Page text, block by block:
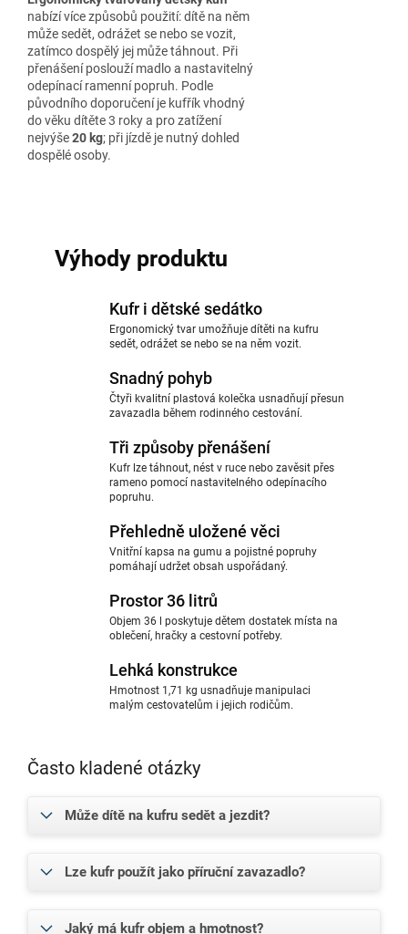
nabízí více způsobů použití: dítě na něm
může sedět, odrážet se nebo se vozit,
zatímco dospělý jej může táhnout. Při
přenášení poslouží madlo a nastavitelný
odepínací ramenní popruh. Podle
původního doporučení je kufřík vhodný
do věku dítěte 3 roky a pro zatížení
nejvýše20 kg; při jízdě je nutný dohled
dospělé osoby.
Výhody produktu
Kufr i dětské sedátko
Ergonomický tvar umožňuje dítěti na kufru
sedět, odrážet se nebo se na něm vozit.
Snadný pohyb
Čtyři kvalitní plastová kolečka usnadňují přesun
zavazadla během rodinného cestování.
Tři způsoby přenášení
Kufr lze táhnout, nést v ruce nebo zavěsit přes
rameno pomocí nastavitelného odepínacího
popruhu.
Přehledně uložené věci
Vnitřní kapsa na gumu a pojistné popruhy
pomáhají udržet obsah uspořádaný.
Prostor 36 litrů
Objem 36 l poskytuje dětem dostatek místa na
oblečení, hračky a cestovní potřeby.
Lehká konstrukce
Hmotnost 1,71 kg usnadňuje manipulaci
malým cestovatelům i jejich rodičům.
Často kladené otázky
Může dítě na kufru sedět a jezdit?
Lze kufr použít jako příruční zavazadlo?
Jaký má kufr objem a hmotnost?